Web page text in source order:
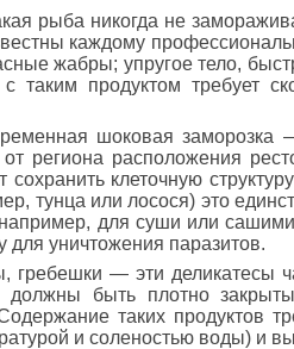
рыба никогда не
каждому
жабры; упругое тело,
продуктом требует
шоковая заморозка
расположения
клеточную
тунца или лосося) это
для суши или
для уничтожения паразитов.
гребешки — эти деликатесы
быть плотно
таких продуктов
и соленостью воды) и